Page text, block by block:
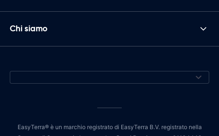
Chi siamo
EasyTerra® è un marchio registrato di EasyTerra B.V. registrato nella